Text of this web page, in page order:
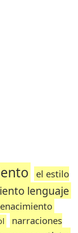
el estilo
lenguaje
narraciones